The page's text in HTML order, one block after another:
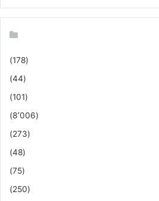
(178)
(44)
(101)
(8٬006)
(273)
(48)
(75)
(250)